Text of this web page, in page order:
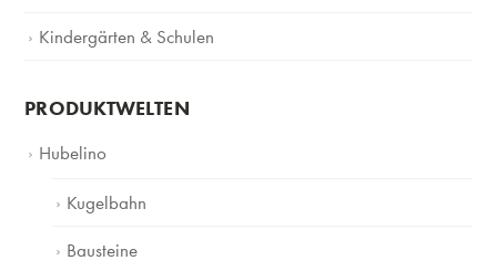
Kindergärten & Schulen
PRODUKTWELTEN
Hubelino
Kugelbahn
Bausteine